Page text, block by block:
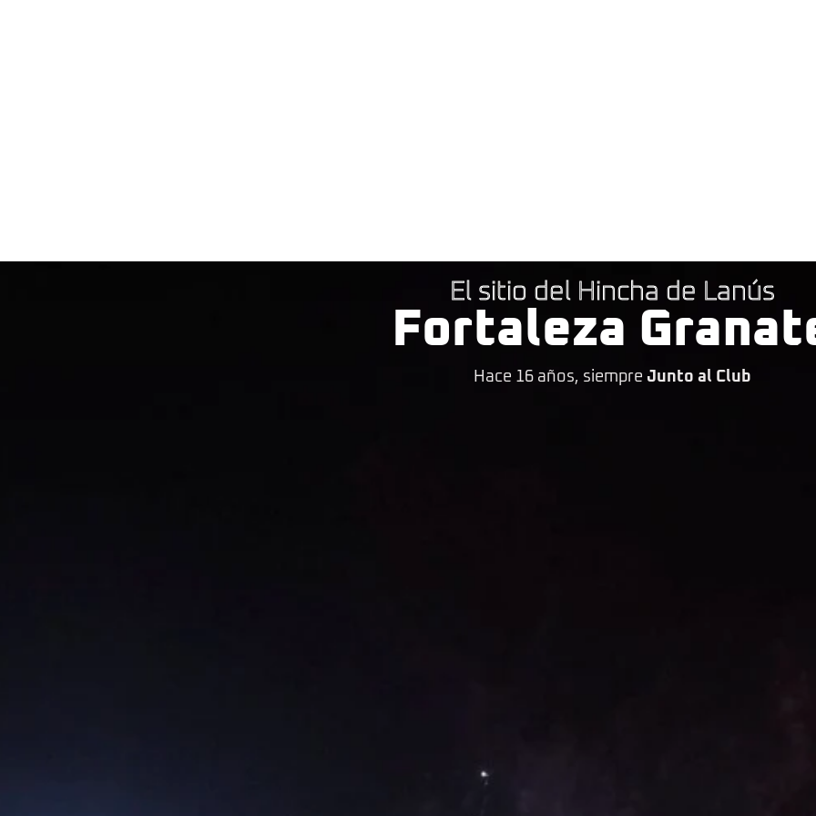
El sitio del Hincha de Lanús
Fortaleza
Hace 16 años, siempre Junto al Club